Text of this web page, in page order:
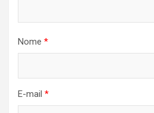
Nome *
E-mail *